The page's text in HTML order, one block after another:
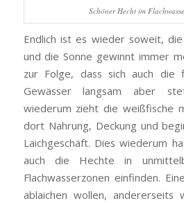
Schöner Hecht im
Endlich ist es wieder soweit,
und die Sonne gewinnt immer
zur Folge, dass sich auch die
Gewässer langsam aber
wiederum zieht die weißfische
dort Nahrung, Deckung und
Laichgeschäft. Dies wiederum
auch die Hechte in
Flachwasserzonen einfinden.
ablaichen wollen,